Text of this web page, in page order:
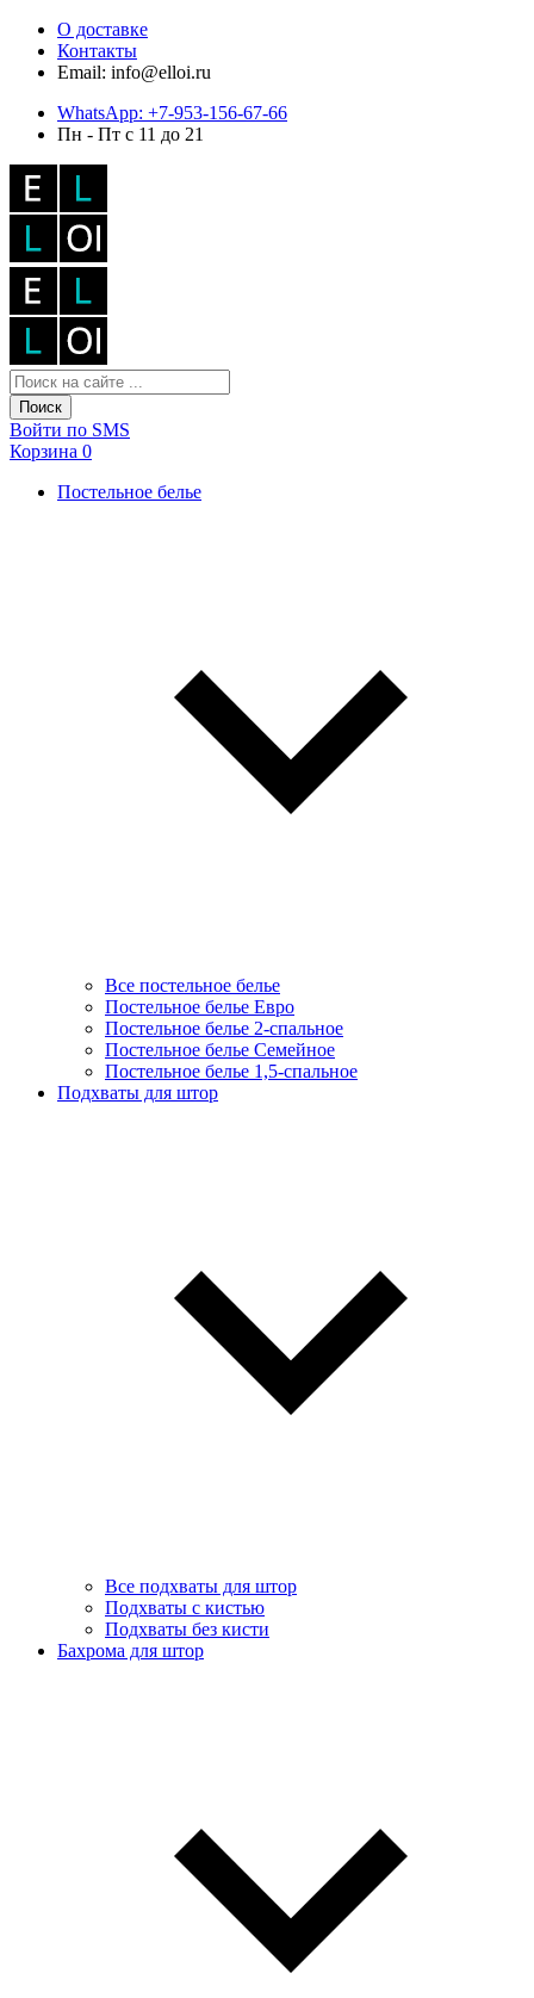
О доставке
Контакты
Email: info@elloi.ru
WhatsApp: +7-953-156-67-66
Пн - Пт с 11 до 21
Поиск
Войти по SMS
Корзина 0
Постельное белье
Все постельное белье
Постельное белье Евро
Постельное белье 2-спальное
Постельное белье Семейное
Постельное белье 1,5-спальное
Подхваты для штор
Все подхваты для штор
Подхваты с кистью
Подхваты без кисти
Бахрома для штор